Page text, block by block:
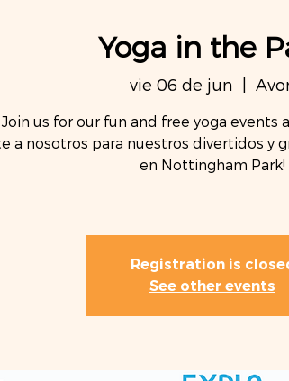
Yoga in the
vie 06 de jun
  |
Join us for our fun and free yoga events
a nosotros para nuestros divertidos y
en Nottingham Park!
Registration is
See other events